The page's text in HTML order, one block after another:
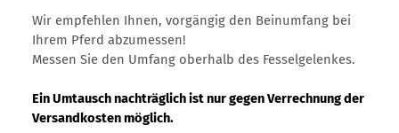
Wir empfehlen Ihnen, vorgängig den Beinumfang bei
Ihrem Pferd abzumessen!
Messen Sie den Umfang oberhalb des Fesselgelenkes.
Ein Umtausch nachträglich ist nur gegen Verrechnung der
Versandkosten möglich.